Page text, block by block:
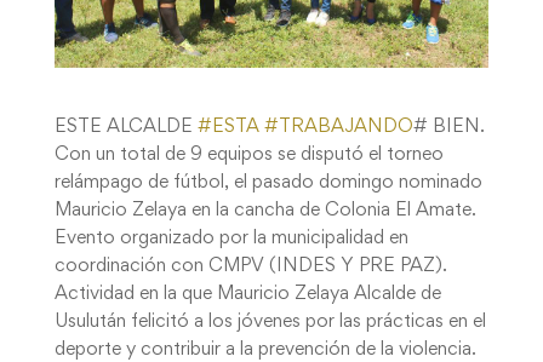
ESTE ALCALDE # ESTA # TRABAJANDO# BIEN.
Con un total de 9 equipos se disputó el torneo
relámpago de fútbol, el pasado domingo nominado
Mauricio Zelaya en la cancha de Colonia El Amate.
Evento organizado por la municipalidad en
coordinación con CMPV (INDES Y PRE PAZ).
Actividad en la que Mauricio Zelaya Alcalde de
Usulután felicitó a los jóvenes por las prácticas en el
deporte y contribuir a la prevención de la violencia.